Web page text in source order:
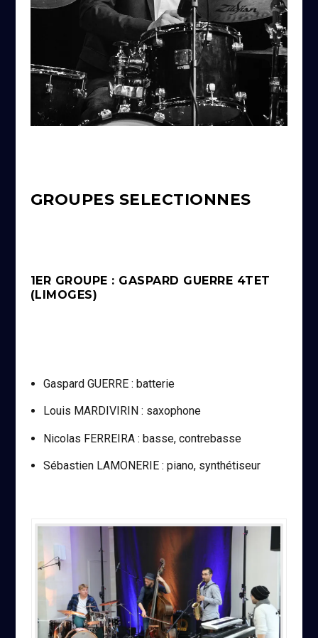
GROUPES SELECTIONNES
1ER GROUPE : GASPARD GUERRE 4TET
(LIMOGES)
Gaspard GUERRE : batterie
Louis MARDIVIRIN : saxophone
Nicolas FERREIRA : basse, contrebasse
Sébastien LAMONERIE : piano, synthétiseur